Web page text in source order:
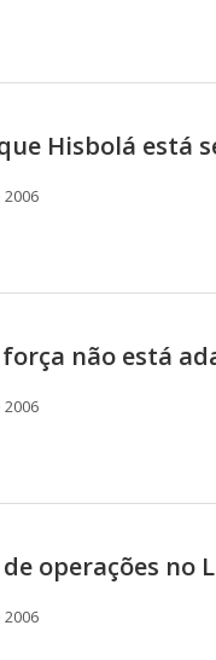
Hisbolá está
não está
operações no